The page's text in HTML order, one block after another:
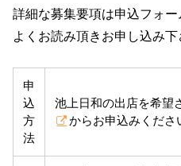
詳細な募集要項は申込フォー
よくお読み頂きお申し込み下
申
込
方
法
池上日和の出店を希望
からお申込みくださ